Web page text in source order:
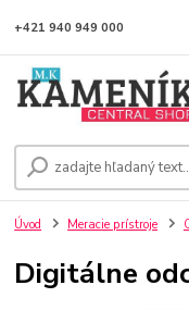
+421 940 949 000
Úvod Meracie prístroje
Digitálne